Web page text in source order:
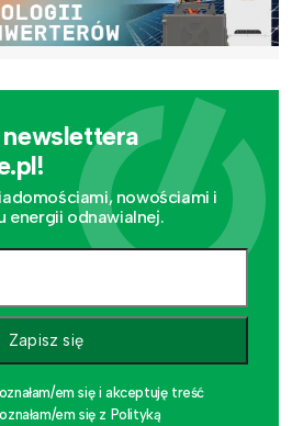
nowościami i
energii odnawialnej.
Zapisz się
em się i akceptuję treść
em się z Polityką